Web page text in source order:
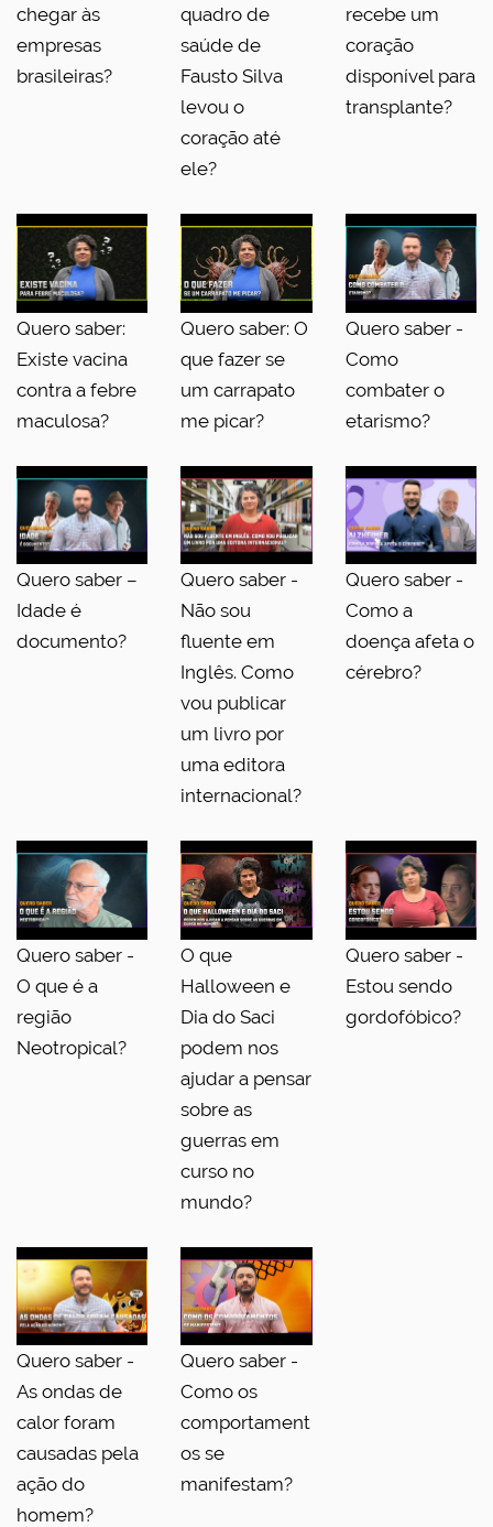
chegar às
empresas
brasileiras?
quadro de
saúde de
Fausto Silva
levou o
coração até
ele?
recebe um
coração
disponível para
transplante?
Quero saber:
Existe vacina
contra a febre
maculosa?
Quero saber: O
que fazer se
um carrapato
me picar?
Quero saber -
Como
combater o
etarismo?
Quero saber –
Idade é
documento?
Quero saber -
Não sou
fluente em
Inglês. Como
vou publicar
um livro por
uma editora
internacional?
Quero saber -
Como a
doença afeta o
cérebro?
Quero saber -
O que é a
região
Neotropical?
O que
Halloween e
Dia do Saci
podem nos
ajudar a pensar
sobre as
guerras em
curso no
mundo?
Quero saber -
Estou sendo
gordofóbico?
Quero saber -
As ondas de
calor foram
causadas pela
ação do
homem?
Quero saber -
Como os
comportament
os se
manifestam?